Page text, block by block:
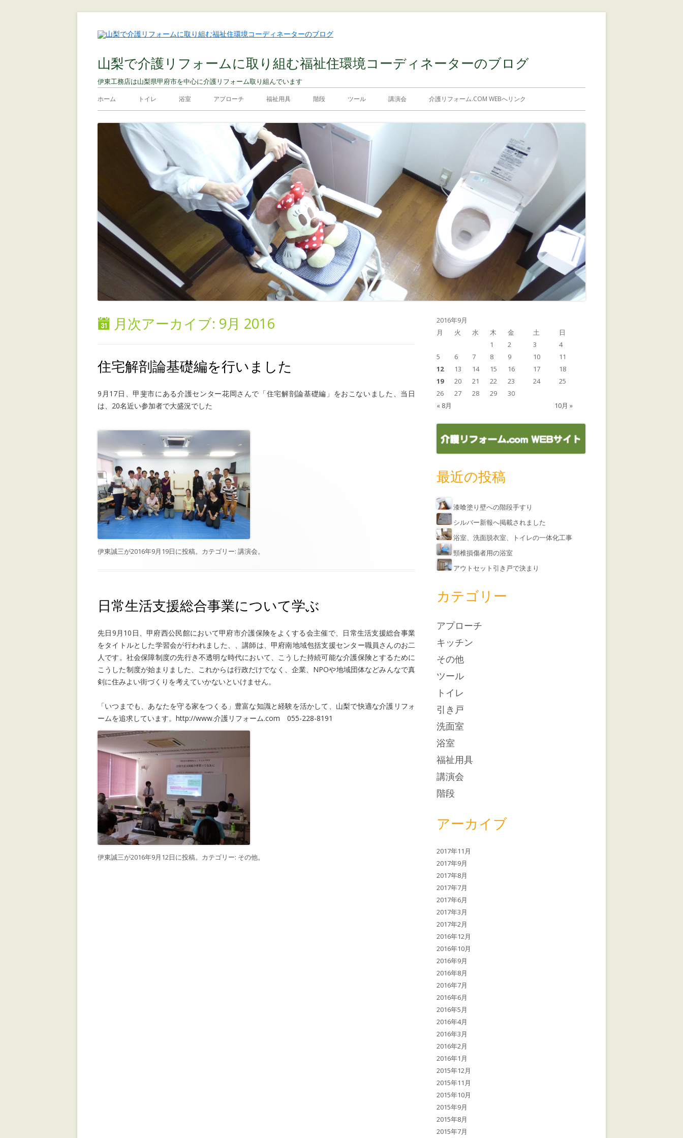
山梨で介護リフォームに取り組む福祉住環境コーディネーターのブログ
伊東工務店は山梨県甲府市を中心に介護リフォーム取り組んでいます
ホーム トイレ 浴室 アプローチ 福祉用具 階段 ツール 講演会 介護リフォーム.COM WEBへリンク
月次アーカイブ: 9月 2016
住宅解剖論基礎編を行いました
9月17日、甲斐市にある介護センター花岡さんで「住宅解剖論基礎編」をおこないました、当日
は、20名近い参加者で大盛況でした
伊東誠三が2016年9月19日に投稿。カテゴリー: 講演会。
日常生活支援総合事業について学ぶ
先日9月10日、甲府西公民館において甲府市介護保険をよくする会主催で、日常生活支援総合事業
をタイトルとした学習会が行われました、、講師は、甲府南地域包括支援センター職員さんのお二
人です。社会保障制度の先行き不透明な時代において、こうした持続可能な介護保険とするために
こうした制度が始まりました、これからは行政だけでなく、企業、NPOや地域団体などみんなで真
剣に住みよい街づくりを考えていかないといけません。
「いつまでも、あなたを守る家をつくる」豊富な知識と経験を活かして、山梨で快適な介護リフォ
ームを追求しています。http://www.介護リフォーム.com 055-228-8191
伊東誠三が2016年9月12日に投稿。カテゴリー: その他。
2016年9月
月
火 水 木 金 土 日
« 8月 10月 »
1 2 3
4
5
6 7 8 9 10
11
12
13 14 15 16 17
18
19
20 21 22 23 24
25
26
27 28 29 30
最近の投稿
漆喰塗り壁への階段手すり
シルバー新報へ掲載されました
浴室、洗面脱衣室、トイレの一体化工事
頸椎損傷者用の浴室
アウトセット引き戸で決まり
カテゴリー
アプローチ
キッチン
その他
ツール
トイレ
引き戸
洗面室
浴室
福祉用具
講演会
階段
アーカイブ
2017年11月
2017年9月
2017年8月
2017年7月
2017年6月
2017年3月
2017年2月
2016年12月
2016年10月
2016年9月
2016年8月
2016年7月
2016年6月
2016年5月
2016年4月
2016年3月
2016年2月
2016年1月
2015年12月
2015年11月
2015年10月
2015年9月
2015年8月
2015年7月